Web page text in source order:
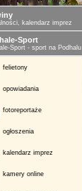
kalendarz imprez
Sport
Sport - sport na Podhalu
felietony
opowiadania
fotoreportaże
ogłoszenia
kalendarz imprez
kamery online